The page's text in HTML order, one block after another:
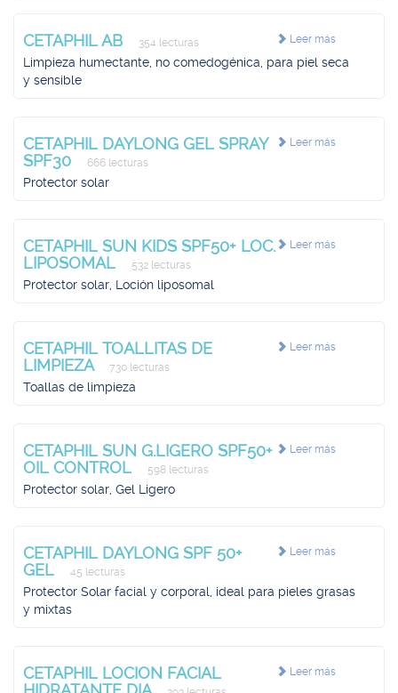
Leer más
CETAPHIL AB 354 lecturas
Limpieza humectante, no comedogénica, para piel seca
y sensible
Leer más
CETAPHIL DAYLONG GEL SPRAY
SPF30
666 lecturas
Protector solar
Leer más
CETAPHIL SUN KIDS SPF50+ LOC.
LIPOSOMAL
532 lecturas
Protector solar, Loción liposomal
Leer más
CETAPHIL TOALLITAS DE
LIMPIEZA
730 lecturas
Toallas de limpieza
Leer más
CETAPHIL SUN G.LIGERO SPF50+
OIL CONTROL
598 lecturas
Protector solar, Gel Ligero
Leer más
CETAPHIL DAYLONG SPF 50+
GEL
45 lecturas
Protector Solar facial y corporal, ideal para pieles grasas
y mixtas
Leer más
CETAPHIL LOCION FACIAL